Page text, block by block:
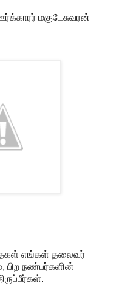
மகுடேசுவரன்
எங்கள் தலைவர்
பிற நண்பர்களின்